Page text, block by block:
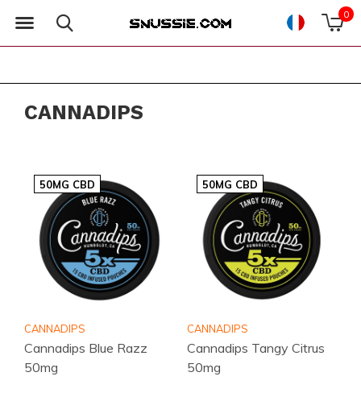
0
CANNADIPS
50MG CBD
CANNADIPS
Cannadips Blue Razz
50mg
50MG CBD
CANNADIPS
Cannadips Tangy Citrus
50mg